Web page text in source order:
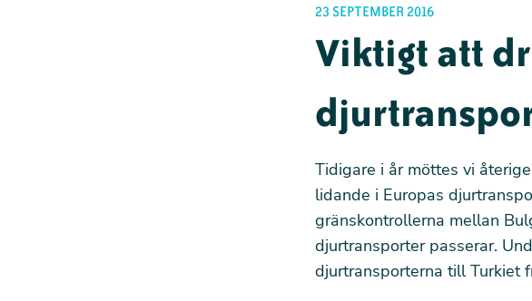
23 SEPTEMBER 2016
Viktigt att
Tidigare i år möttes vi
lidande i Europas
gränskontrollerna mellan
djurtransporter passerar.
djurtransporterna till Turkiet